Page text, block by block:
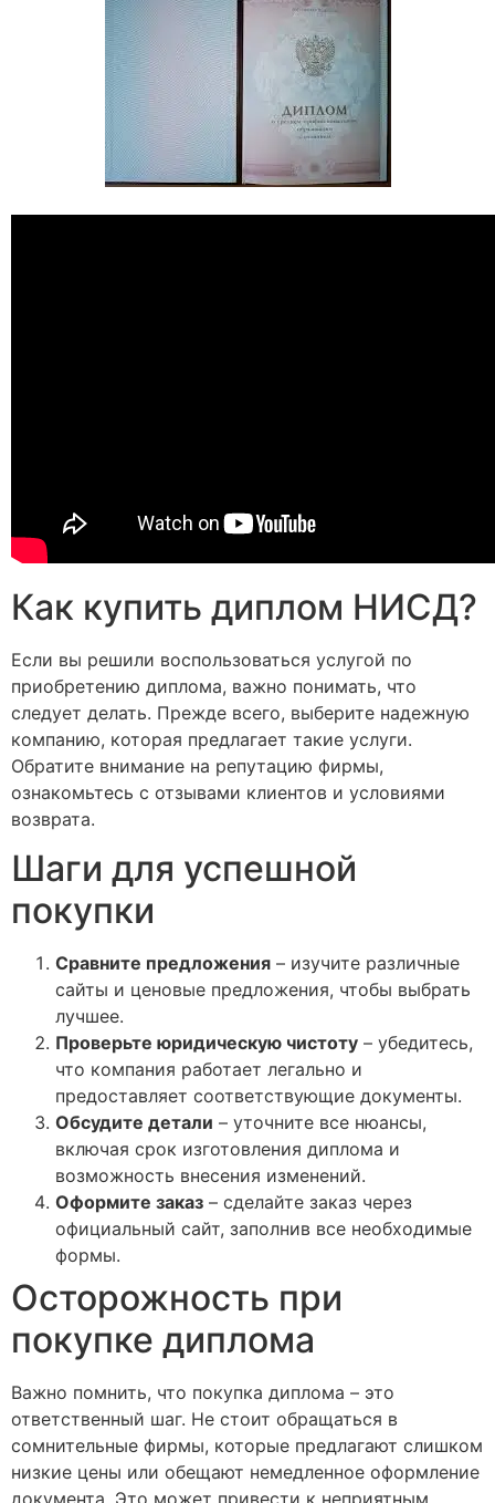
Как купить диплом НИСД?
Если вы решили воспользоваться услугой по
приобретению диплома, важно понимать, что
следует делать. Прежде всего, выберите надежную
компанию, которая предлагает такие услуги.
Обратите внимание на репутацию фирмы,
ознакомьтесь с отзывами клиентов и условиями
возврата.
Шаги для успешной
покупки
Сравните предложения – изучите различные
сайты и ценовые предложения, чтобы выбрать
лучшее.
Проверьте юридическую чистоту – убедитесь,
что компания работает легально и
предоставляет соответствующие документы.
Обсудите детали – уточните все нюансы,
включая срок изготовления диплома и
возможность внесения изменений.
Оформите заказ – сделайте заказ через
официальный сайт, заполнив все необходимые
формы.
Осторожность при
покупке диплома
Важно помнить, что покупка диплома – это
ответственный шаг. Не стоит обращаться в
сомнительные фирмы, которые предлагают слишком
низкие цены или обещают немедленное оформление
документа. Это может привести к неприятным